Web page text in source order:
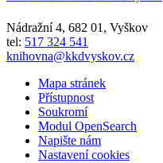
Nádražní 4, 682 01 , Vyškov
tel: 517 324 541
knihovna@kkdvyskov.cz
Mapa stránek
Přístupnost
Soukromí
Modul OpenSearch
Napište nám
Nastavení cookies